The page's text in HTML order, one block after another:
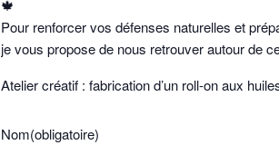
Pour renforcer vos défenses naturelles et
je vous propose de nous retrouver autour de